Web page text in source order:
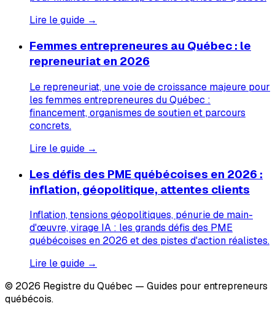
Lire le guide →
Femmes entrepreneures au Québec : le
repreneuriat en 2026
Le repreneuriat, une voie de croissance majeure pour
les femmes entrepreneures du Québec :
financement, organismes de soutien et parcours
concrets.
Lire le guide →
Les défis des PME québécoises en 2026 :
inflation, géopolitique, attentes clients
Inflation, tensions géopolitiques, pénurie de main-
d'œuvre, virage IA : les grands défis des PME
québécoises en 2026 et des pistes d'action réalistes.
Lire le guide →
© 2026 Registre du Québec — Guides pour entrepreneurs
québécois.